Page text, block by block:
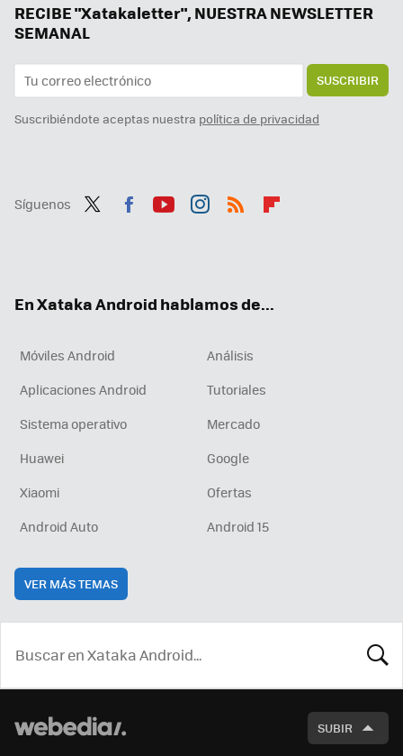
RECIBE "Xatakaletter", NUESTRA NEWSLETTER
SEMANAL
SUSCRIBIR
Suscribiéndote aceptas nuestra política de privacidad
Síguenos
En Xataka Android hablamos de...
Móviles Android
Análisis
Aplicaciones Android
Tutoriales
Sistema operativo
Mercado
Huawei
Google
Xiaomi
Ofertas
Android Auto
Android 15
VER MÁS TEMAS
SUBIR